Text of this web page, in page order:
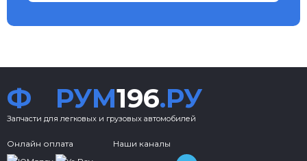
Ф РУМ196.РУ
Запчасти для легковых и грузовых автомобилей
Онлайн оплата Наши каналы